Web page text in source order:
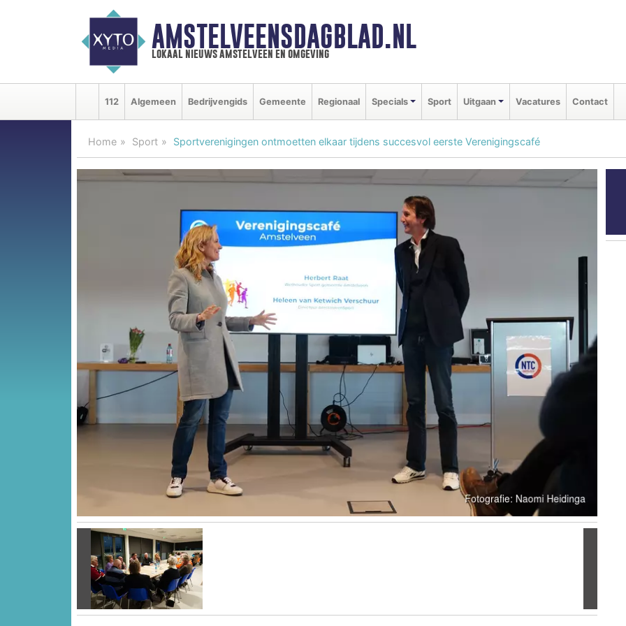
AMSTELVEENSDAGBLAD.NL
lokaal nieuws amstelveen en omgeving
112 Algemeen Bedrijvengids Gemeente Regionaal Specials Sport Uitgaan Vacatures Contact
Home Sport Sportverenigingen ontmoetten elkaar tijdens succesvol eerste Verenigingscafé
Vorige